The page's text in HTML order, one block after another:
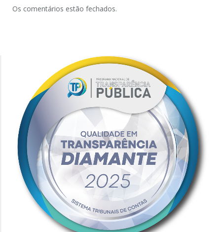
Os comentários estão fechados.